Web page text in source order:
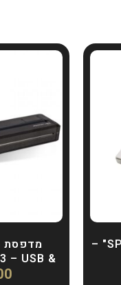
"SPIRIT CLASSIC THERMAL" –
– USB &